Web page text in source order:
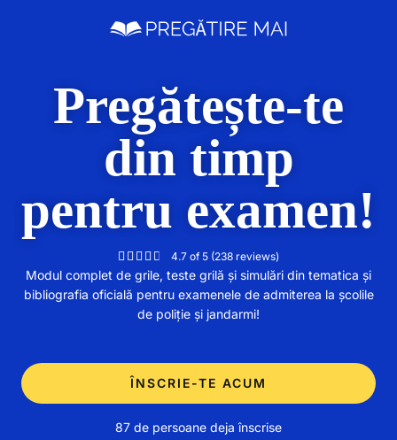
Pregătește-te
din timp
pentru examen!
     4.7 of 5 (238 reviews)
Modul complet de grile, teste grilă și simulări din tematica și
bibliografia oficială pentru examenele de admiterea la școlile
de poliție și jandarmi!
ÎNSCRIE-TE ACUM
87 de persoane deja înscrise